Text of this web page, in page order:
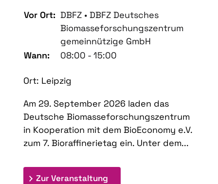
Vor Ort: DBFZ • DBFZ Deutsches
Biomasseforschungszentrum
gemeinnützige GmbH
Wann:
08:00 - 15:00
Ort: Leipzig
Am 29. September 2026 laden das
Deutsche Biomasseforschungszentrum
in Kooperation mit dem BioEconomy e.V.
zum 7. Bioraffinerietag ein. Unter dem...
Zur Veranstaltung